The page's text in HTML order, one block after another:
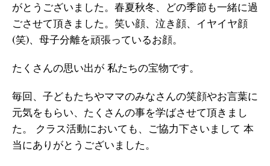
がとうございました。春夏秋冬、どの季節も一緒に過
ごさせて頂きました。笑い顔、泣き顔、イヤイヤ顔
(笑)、母子分離を頑張っているお顔。
たくさんの思い出が 私たちの宝物です。
毎回、子どもたちやママのみなさんの笑顔やお言葉に
元気をもらい、たくさんの事を学ばさせて頂きまし
た。 クラス活動においても、ご協力下さいまして 本
当にありがとうございました。